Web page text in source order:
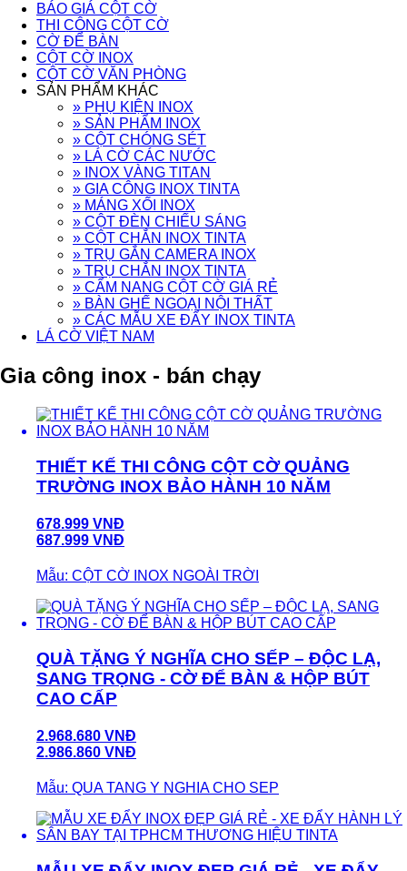
BÁO GIÁ CỘT CỜ
THI CÔNG CỘT CỜ
CỜ ĐỂ BÀN
CỘT CỜ INOX
CỘT CỜ VĂN PHÒNG
SẢN PHẨM KHÁC
» PHỤ KIỆN INOX
» SẢN PHẨM INOX
» CỘT CHÓNG SÉT
» LÁ CỜ CÁC NƯỚC
» INOX VÀNG TITAN
» GIA CÔNG INOX TINTA
» MÁNG XỐI INOX
» CỘT ĐÈN CHIẾU SÁNG
» CỘT CHẮN INOX TINTA
» TRỤ GẮN CAMERA INOX
» TRỤ CHẮN INOX TINTA
» CẨM NANG CỘT CỜ GIÁ RẺ
» BÀN GHẾ NGOẠI NỘI THẤT
» CÁC MẪU XE ĐẨY INOX TINTA
LÁ CỜ VIỆT NAM
Gia công inox - bán chạy
THIẾT KẾ THI CÔNG CỘT CỜ QUẢNG
TRƯỜNG INOX BẢO HÀNH 10 NĂM
678.999 VNĐ
687.999 VNĐ
Mẫu: CỘT CỜ INOX NGOÀI TRỜI
QUÀ TẶNG Ý NGHĨA CHO SẾP – ĐỘC LẠ,
SANG TRỌNG - CỜ ĐỂ BÀN & HỘP BÚT
CAO CẤP
2.968.680 VNĐ
2.986.860 VNĐ
Mẫu: QUA TANG Y NGHIA CHO SEP